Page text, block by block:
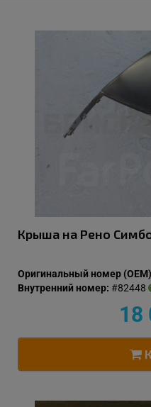
Крыша на Рено
Оригинальный номер
Внутренний номер: #82448
18